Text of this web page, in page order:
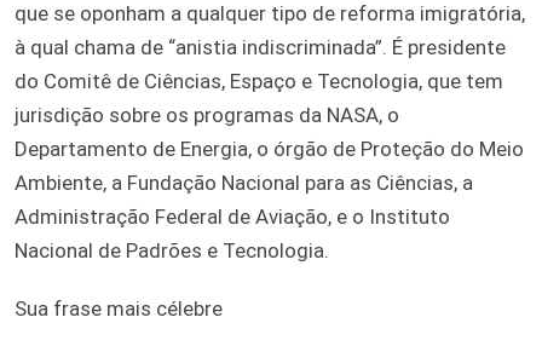
que se oponham a qualquer tipo de reforma imigratória,
à qual chama de “anistia indiscriminada”. É presidente
do Comitê de Ciências, Espaço e Tecnologia, que tem
jurisdição sobre os programas da NASA, o
Departamento de Energia, o órgão de Proteção do Meio
Ambiente, a Fundação Nacional para as Ciências, a
Administração Federal de Aviação, e o Instituto
Nacional de Padrões e Tecnologia.
Sua frase mais célebre